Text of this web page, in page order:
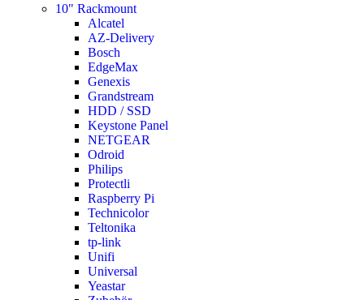
10" Rackmount
Alcatel
AZ-Delivery
Bosch
EdgeMax
Genexis
Grandstream
HDD / SSD
Keystone Panel
NETGEAR
Odroid
Philips
Protectli
Raspberry Pi
Technicolor
Teltonika
tp-link
Unifi
Universal
Yeastar